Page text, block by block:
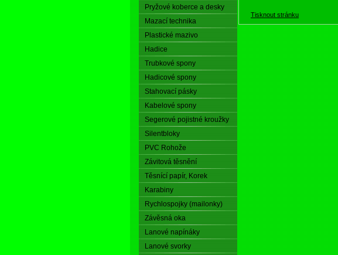
Pryžové koberce a desky
Mazací technika
Plastické mazivo
Hadice
Trubkové spony
Hadicové spony
Stahovací pásky
Kabelové spony
Segerové pojistné kroužky
Silentbloky
PVC Rohože
Závitová těsnění
Těsnící papír, Korek
Karabiny
Rychlospojky (mailonky)
Závěsná oka
Lanové napínáky
Lanové svorky
Tisknout stránku